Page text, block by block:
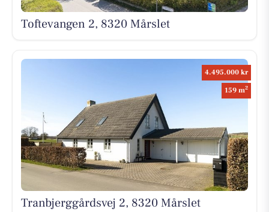
Toftevangen 2, 8320 Mårslet
4.495.000 kr
159 m2
Tranbjerggårdsvej 2, 8320 Mårslet